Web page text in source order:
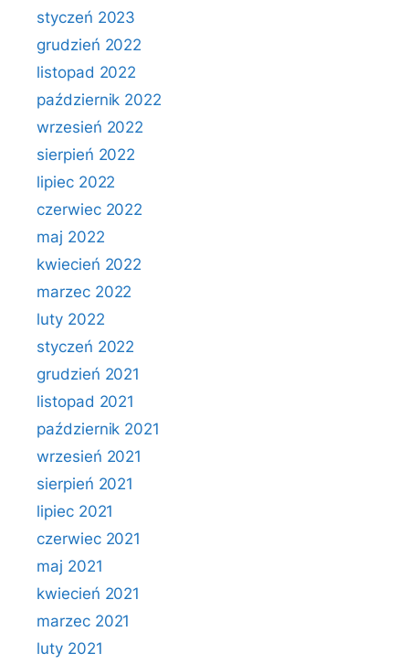
styczeń 2023
grudzień 2022
listopad 2022
październik 2022
wrzesień 2022
sierpień 2022
lipiec 2022
czerwiec 2022
maj 2022
kwiecień 2022
marzec 2022
luty 2022
styczeń 2022
grudzień 2021
listopad 2021
październik 2021
wrzesień 2021
sierpień 2021
lipiec 2021
czerwiec 2021
maj 2021
kwiecień 2021
marzec 2021
luty 2021